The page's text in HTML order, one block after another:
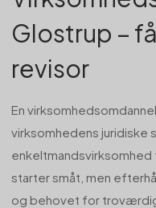
Glostrup –
revisor
En
virksomhedens juridiske
enkeltmandsvirksomhed
starter småt, men
og behovet for